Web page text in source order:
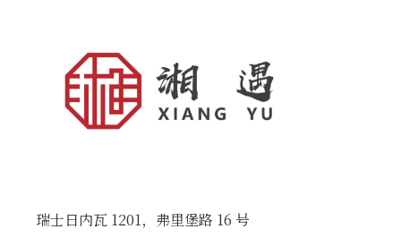
瑞士日内瓦 1201，弗里堡路 16 号